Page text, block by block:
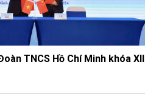
TNCS Hồ Chí Minh khóa XII